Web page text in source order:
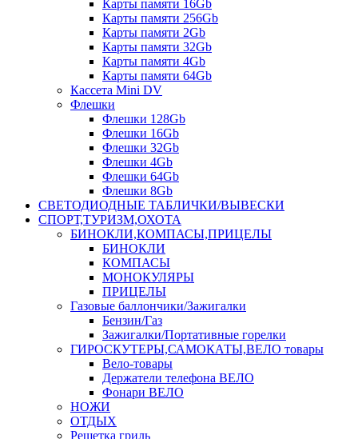
Карты памяти 16Gb
Карты памяти 256Gb
Карты памяти 2Gb
Карты памяти 32Gb
Карты памяти 4Gb
Карты памяти 64Gb
Кассета Mini DV
Флешки
Флешки 128Gb
Флешки 16Gb
Флешки 32Gb
Флешки 4Gb
Флешки 64Gb
Флешки 8Gb
СВЕТОДИОДНЫЕ ТАБЛИЧКИ/ВЫВЕСКИ
СПОРТ,ТУРИЗМ,ОХОТА
БИНОКЛИ,КОМПАСЫ,ПРИЦЕЛЫ
БИНОКЛИ
КОМПАСЫ
МОНОКУЛЯРЫ
ПРИЦЕЛЫ
Газовые баллончики/Зажигалки
Бензин/Газ
Зажигалки/Портативные горелки
ГИРОСКУТЕРЫ,САМОКАТЫ,ВЕЛО товары
Вело-товары
Держатели телефона ВЕЛО
Фонари ВЕЛО
НОЖИ
ОТДЫХ
Решетка гриль